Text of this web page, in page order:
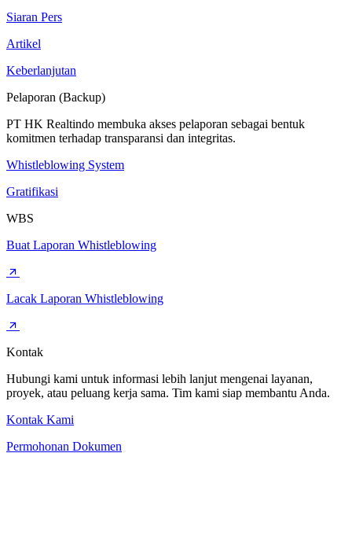
Siaran Pers
Artikel
Keberlanjutan
Pelaporan (Backup)
PT HK Realtindo membuka akses pelaporan sebagai bentuk
komitmen terhadap transparansi dan integritas.
Whistleblowing System
Gratifikasi
WBS
Buat Laporan Whistleblowing
Lacak Laporan Whistleblowing
Kontak
Hubungi kami untuk informasi lebih lanjut mengenai layanan,
proyek, atau peluang kerja sama. Tim kami siap membantu Anda.
Kontak Kami
Permohonan Dokumen